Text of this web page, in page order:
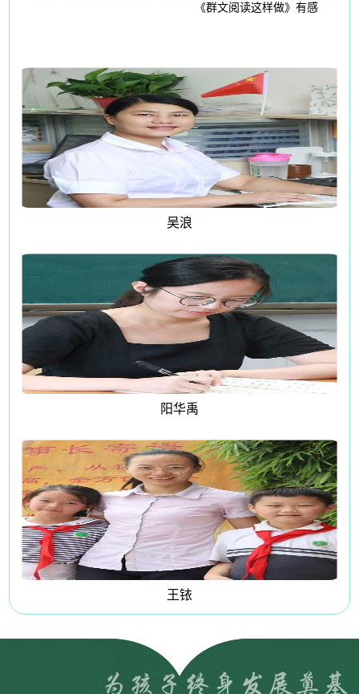
《群文阅读这样做》有感
吴浪
阳华禹
王铱